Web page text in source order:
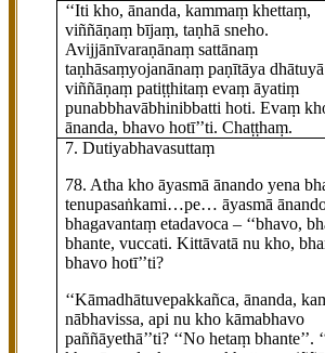
‘‘Iti kho, ānanda, kammaṃ khettaṃ,
viññāṇaṃ bījaṃ, taṇhā sneho.
Avijjānīvaraṇānaṃ sattānaṃ
taṇhāsaṃyojanānaṃ paṇītāya dhātuyā
viññāṇaṃ patiṭṭhitaṃ evaṃ āyatiṃ
punabbhavābhinibbatti hoti. Evaṃ
ānanda, bhavo hotī’’ti. Chaṭṭhaṃ.
7. Dutiyabhavasuttaṃ
78. Atha kho āyasmā ānando yena
tenupasaṅkami…pe… āyasmā
bhagavantaṃ etadavoca – ‘‘bhavo,
bhante, vuccati. Kittāvatā nu kho,
bhavo hotī’’ti?
‘‘Kāmadhātuvepakkañca, ānanda,
nābhavissa, api nu kho kāmabhavo
paññāyethā’’ti? ‘‘No hetaṃ bhante’’.